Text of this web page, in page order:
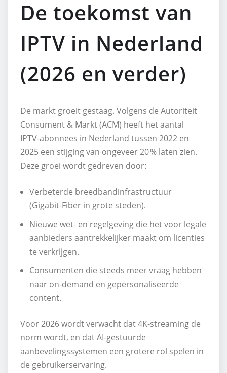
De toekomst van
IPTV in Nederland
(2026 en verder)
De markt groeit gestaag. Volgens de Autoriteit
Consument & Markt (ACM) heeft het aantal
IPTV‑abonnees in Nederland tussen 2022 en
2025 een stijging van ongeveer 20 % laten zien.
Deze groei wordt gedreven door:
Verbeterde breedbandinfrastructuur
(Gigabit‑Fiber in grote steden).
Nieuwe wet‑ en regelgeving die het voor legale
aanbieders aantrekkelijker maakt om licenties
te verkrijgen.
Consumenten die steeds meer vraag hebben
naar on‑demand en gepersonaliseerde
content.
Voor 2026 wordt verwacht dat 4K‑streaming de
norm wordt, en dat AI‑gestuurde
aanbevelingssystemen een grotere rol spelen in
de gebruikerservaring.